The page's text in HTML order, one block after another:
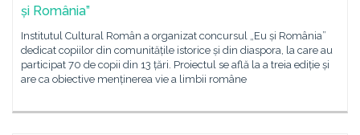
și România”
Institutul Cultural Român a organizat concursul „Eu și România”
dedicat copiilor din comunitățile istorice și din diaspora, la care au
participat 70 de copii din 13 țări. Proiectul se află la a treia ediție și
are ca obiective menținerea vie a limbii române